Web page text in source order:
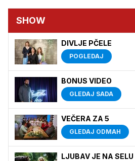
SHOW
DIVLJE PČELE
POGLEDAJ
BONUS VIDEO
GLEDAJ SADA
VEČERA ZA 5
GLEDAJ ODMAH
LJUBAV JE NA SELU